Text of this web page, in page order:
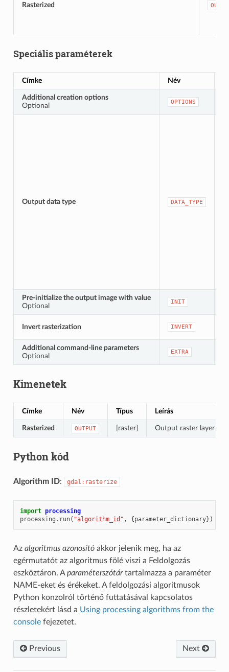
Rasterized
Speciális paraméterek
Címke Név
Additional creation options
Optional
OPTIONS
Output data type DATA_TYPE
Pre-initialize the output image with value
Optional
INIT
Invert rasterization INVERT
Additional command-line parameters
Optional
EXTRA
Kimenetek
Címke Név Típus Leírás
Rasterized OUTPUT [raster] Output raster layer
Python kód
Algorithm ID: gdal:rasterize
import processing
processing . run( "algorithm_id" , {parameter_dictionary})
Az algoritmus azonosítóakkor jelenik meg, ha az
egérmutatót az algoritmus fölé viszi a Feldolgozás
eszköztáron. Aparaméterszótártartalmazza a paraméter
NAME-eket és érékeket. A feldolgozási algoritmusok
Python konzolról történő futtatásával kapcsolatos
részletekért lásd a Using processing algorithms from the
consolefejezetet.
Previous Next